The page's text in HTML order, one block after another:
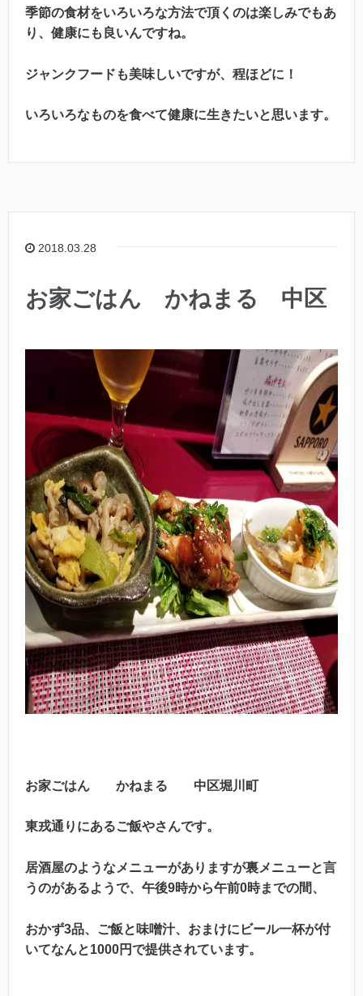
季節の食材をいろいろな方法で頂くのは楽しみでもあ
り、健康にも良いんですね。
ジャンクフードも美味しいですが、程ほどに！
いろいろなものを食べて健康に生きたいと思います。
2018.03.28
お家ごはん かねまる 中区
お家ごはん かねまる 中区堀川町
東戎通りにあるご飯やさんです。
居酒屋のようなメニューがありますが裏メニューと言
うのがあるようで、午後9時から午前0時までの間、
おかず3品、ご飯と味噌汁、おまけにビール一杯が付
いてなんと1000円で提供されています。